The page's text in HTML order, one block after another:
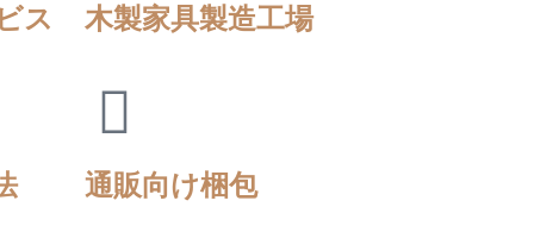
ス 木製家具製造工場
通販向け梱包